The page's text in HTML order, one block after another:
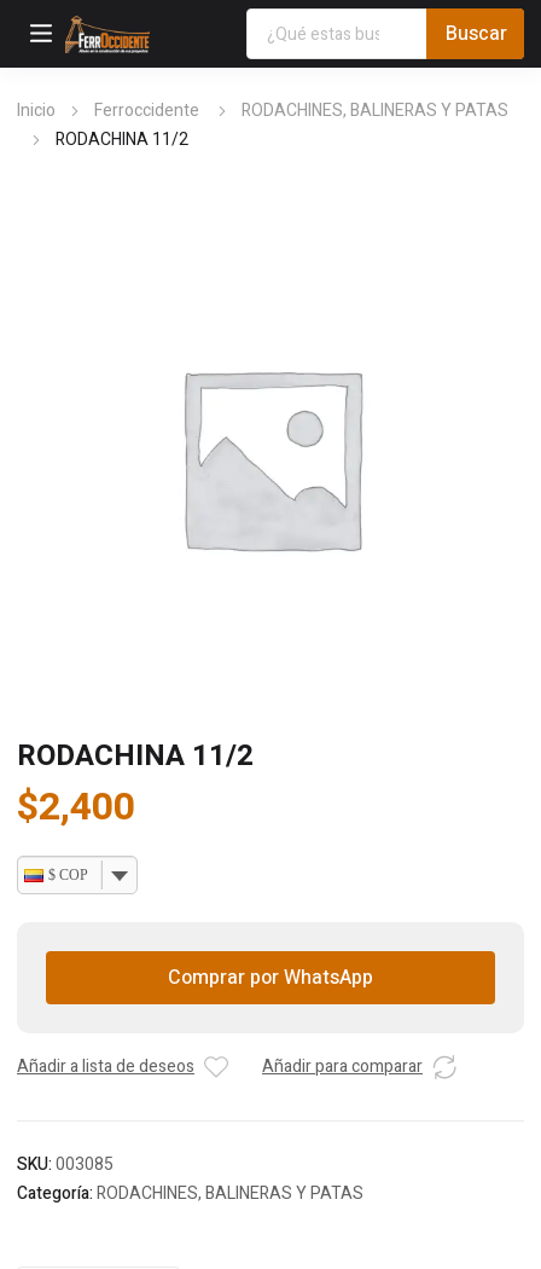
Inicio Ferroccidente
RODACHINES, BALINERAS Y PATAS
RODACHINA 11/2
RODACHINA 11/2
$2,400
$ COP
Comprar por WhatsApp
Añadir a lista de deseos Añadir para comparar
SKU:003085
Categoría:RODACHINES, BALINERAS Y PATAS